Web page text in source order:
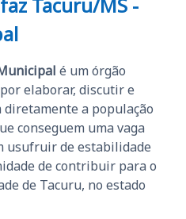
é um órgão
elaborar, discutir e
a população
conseguem uma vaga
usufruir de estabilidade
de contribuir para o
de Tacuru, no estado